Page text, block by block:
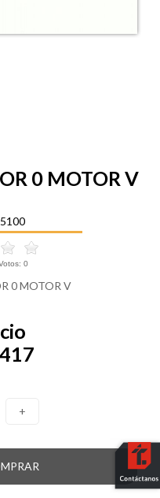
0 MOTOR V
0
0 MOTOR V
+